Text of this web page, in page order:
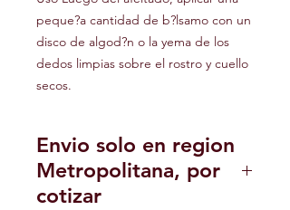
peque?a cantidad de b?lsamo con un
disco de algod?n o la yema de los
dedos limpias sobre el rostro y cuello
secos.
Envio solo en region
Metropolitana, por
cotizar